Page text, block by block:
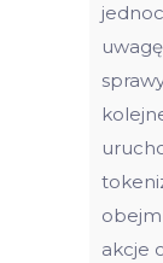
akcje